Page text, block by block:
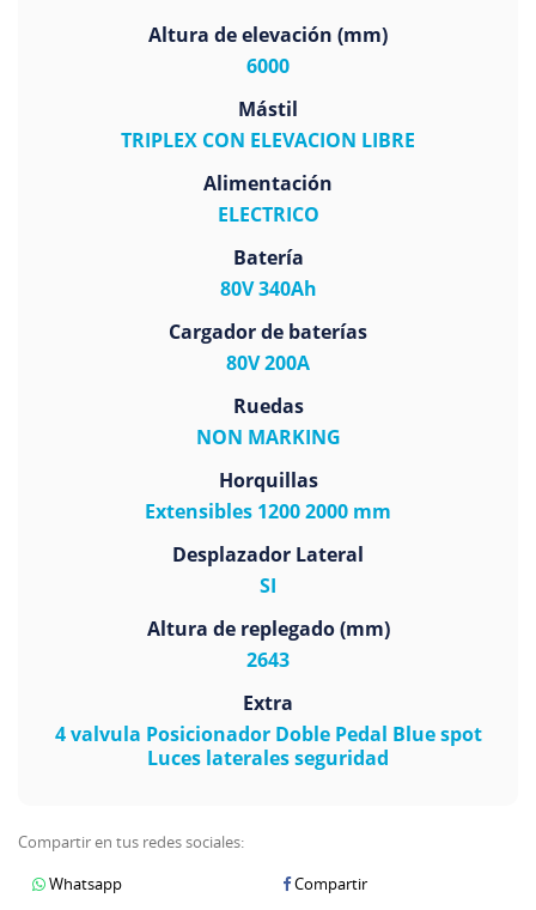
Altura de elevación (mm)
6000
Mástil
TRIPLEX CON ELEVACION LIBRE
Alimentación
ELECTRICO
Batería
80V 340Ah
Cargador de baterías
80V 200A
Ruedas
NON MARKING
Horquillas
Extensibles 1200 2000 mm
Desplazador Lateral
SI
Altura de replegado (mm)
2643
Extra
4 valvula Posicionador Doble Pedal Blue spot
Luces laterales seguridad
Compartir en tus redes sociales:
Whatsapp
Compartir